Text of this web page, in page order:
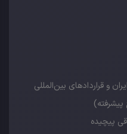
و قراردادهای بین‌المللی
پیچیده